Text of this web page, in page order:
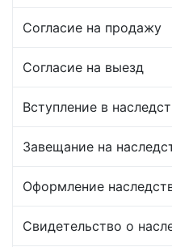
Согласие на продажу
Согласие на выезд
Вступление в
Завещание на
Оформление
Свидетельство о